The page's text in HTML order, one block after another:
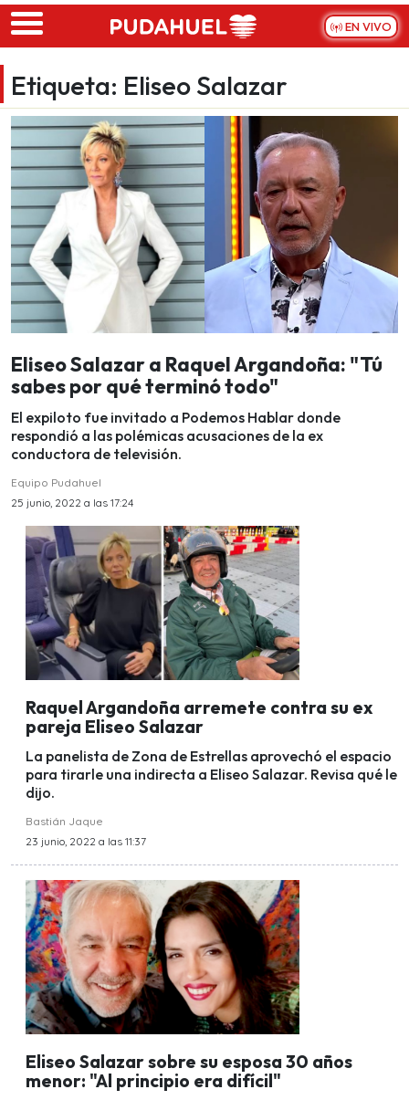
Skip to main content
EN VIVO
Etiqueta: Eliseo Salazar
Eliseo Salazar a Raquel Argandoña: "Tú
sabes por qué terminó todo"
El expiloto fue invitado a Podemos Hablar donde
respondió a las polémicas acusaciones de la ex
conductora de televisión.
Equipo Pudahuel
25 junio, 2022 a las 17:24
Raquel Argandoña arremete contra su ex
pareja Eliseo Salazar
La panelista de Zona de Estrellas aprovechó el espacio
para tirarle una indirecta a Eliseo Salazar. Revisa qué le
dijo.
Bastián Jaque
23 junio, 2022 a las 11:37
Eliseo Salazar sobre su esposa 30 años
menor: "Al principio era difícil"